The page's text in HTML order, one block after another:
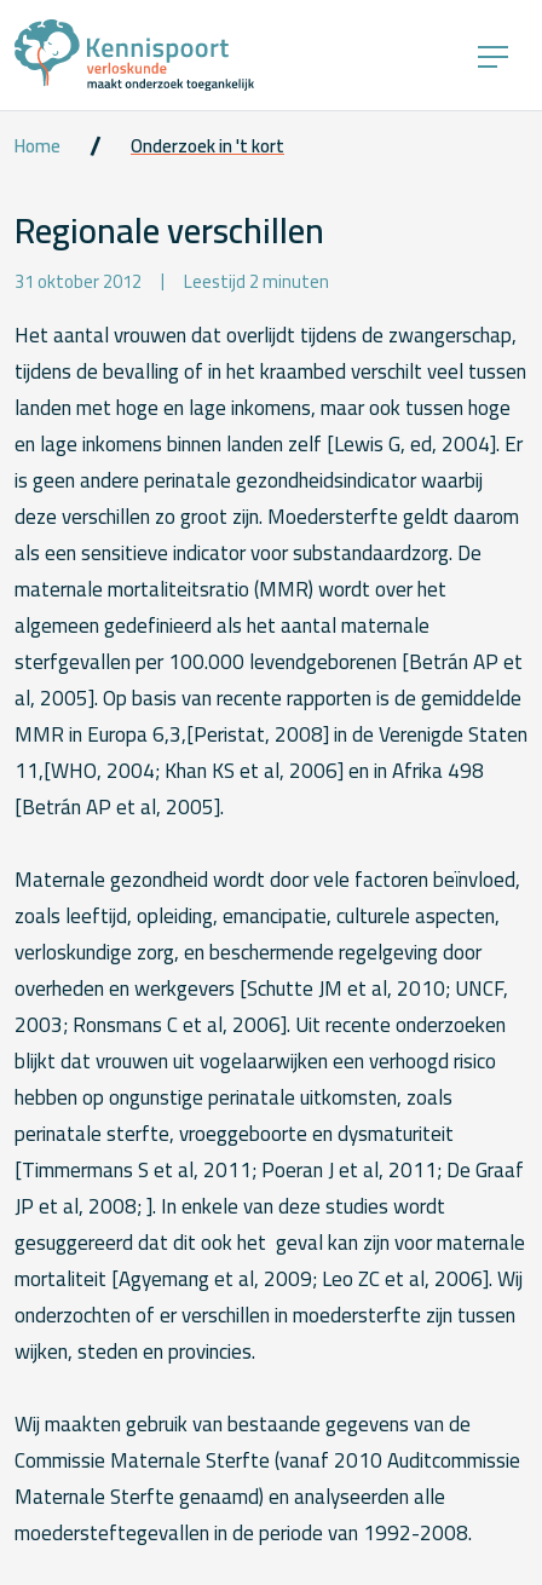
Home Onderzoek in 't kort
Regionale verschillen
31 oktober 2012 Leestijd 2 minuten
Het aantal vrouwen dat overlijdt tijdens de zwangerschap,
tijdens de bevalling of in het kraambed verschilt veel tussen
landen met hoge en lage inkomens, maar ook tussen hoge
en lage inkomens binnen landen zelf [Lewis G, ed, 2004]. Er
is geen andere perinatale gezondheidsindicator waarbij
deze verschillen zo groot zijn. Moedersterfte geldt daarom
als een sensitieve indicator voor substandaardzorg. De
maternale mortaliteitsratio (MMR) wordt over het
algemeen gedefinieerd als het aantal maternale
sterfgevallen per 100.000 levendgeborenen [Betrán AP et
al, 2005]. Op basis van recente rapporten is de gemiddelde
MMR in Europa 6,3,[Peristat, 2008] in de Verenigde Staten
11,[WHO, 2004; Khan KS et al, 2006] en in Afrika 498
[Betrán AP et al, 2005].
Maternale gezondheid wordt door vele factoren beïnvloed,
zoals leeftijd, opleiding, emancipatie, culturele aspecten,
verloskundige zorg, en beschermende regelgeving door
overheden en werkgevers [Schutte JM et al, 2010; UNCF,
2003; Ronsmans C et al, 2006]. Uit recente onderzoeken
blijkt dat vrouwen uit vogelaarwijken een verhoogd risico
hebben op ongunstige perinatale uitkomsten, zoals
perinatale sterfte, vroeggeboorte en dysmaturiteit
[Timmermans S et al, 2011; Poeran J et al, 2011; De Graaf
JP et al, 2008; ]. In enkele van deze studies wordt
gesuggereerd dat dit ook het geval kan zijn voor maternale
mortaliteit [Agyemang et al, 2009; Leo ZC et al, 2006]. Wij
onderzochten of er verschillen in moedersterfte zijn tussen
wijken, steden en provincies.
Wij maakten gebruik van bestaande gegevens van de
Commissie Maternale Sterfte (vanaf 2010 Auditcommissie
Maternale Sterfte genaamd) en analyseerden alle
moedersteftegevallen in de periode van 1992-2008.